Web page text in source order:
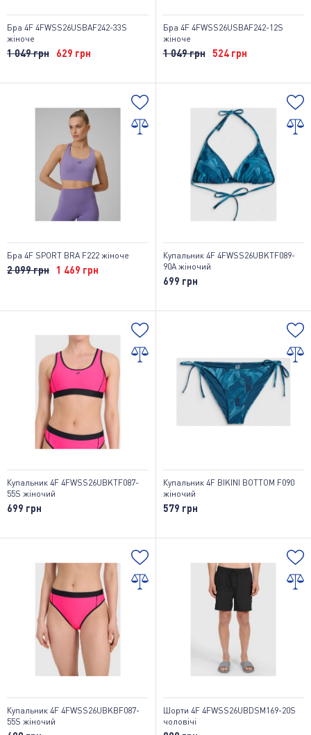
Бра 4F 4FWSS26USBAF242-33S
жіноче
1 049 грн 629 грн
Бра 4F 4FWSS26USBAF242-12S
жіноче
1 049 грн 524 грн
Бра 4F SPORT BRA F222 жіноче
2 099 грн 1 469 грн
Купальник 4F 4FWSS26UBKTF089-
90A жіночий
699 грн
Купальник 4F 4FWSS26UBKTF087-
55S жіночий
699 грн
Купальник 4F BIKINI BOTTOM F090
жіночий
579 грн
Купальник 4F 4FWSS26UBKBF087-
55S жіночий
Шорти 4F 4FWSS26UBDSM169-20S
чоловічі